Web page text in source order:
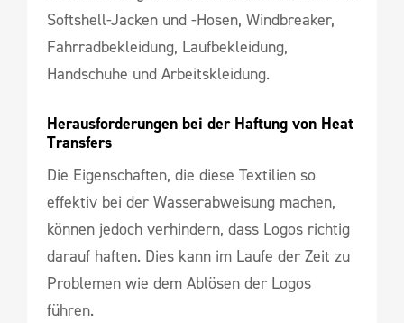
Softshell-Jacken und -Hosen, Windbreaker,
Fahrradbekleidung, Laufbekleidung,
Handschuhe und Arbeitskleidung.
Herausforderungen bei der Haftung von Heat
Transfers
Die Eigenschaften, die diese Textilien so
effektiv bei der Wasserabweisung machen,
können jedoch verhindern, dass Logos richtig
darauf haften. Dies kann im Laufe der Zeit zu
Problemen wie dem Ablösen der Logos
führen.